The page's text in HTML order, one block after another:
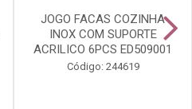
JOGO FACAS COZINHA
INOX COM SUPORTE
ACRILICO 6PCS ED509001
Código: 244619